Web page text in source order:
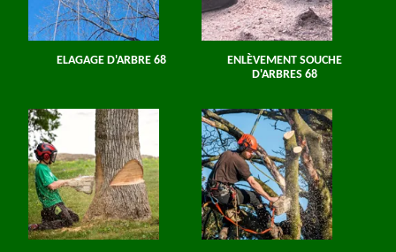
ELAGAGE D'ARBRE 68
ENLÈVEMENT SOUCHE
D'ARBRES 68